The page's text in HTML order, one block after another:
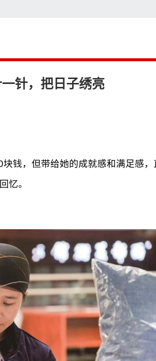
搜索
搜索
针，把日子绣亮
钱，但带给她的成就感和满足感，
忆。